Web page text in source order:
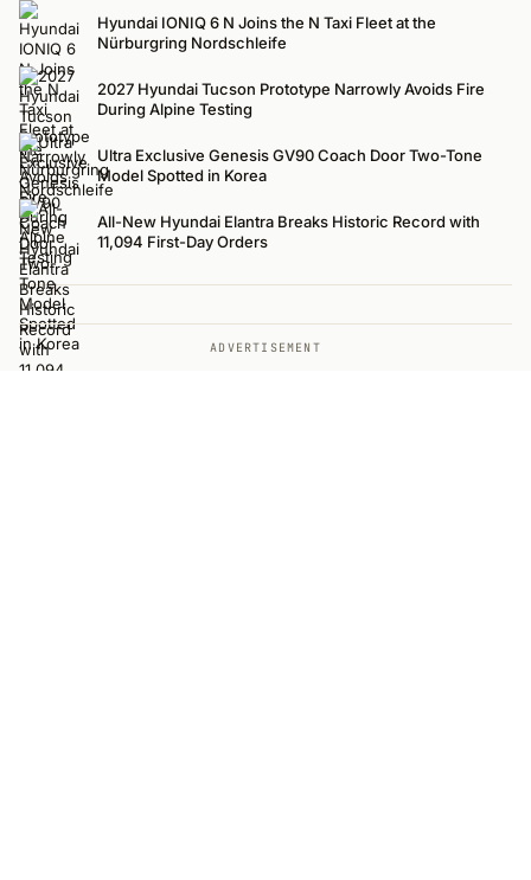
Hyundai IONIQ 6 N Joins the N Taxi Fleet at the
Nürburgring Nordschleife
2027 Hyundai Tucson Prototype Narrowly Avoids Fire
During Alpine Testing
Ultra Exclusive Genesis GV90 Coach Door Two-Tone
Model Spotted in Korea
All-New Hyundai Elantra Breaks Historic Record with
11,094 First-Day Orders
ADVERTISEMENT